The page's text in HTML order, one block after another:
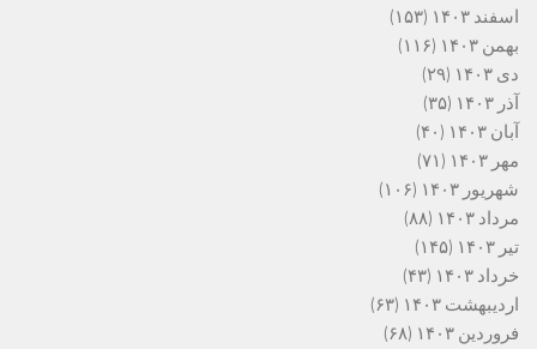
اسفند ۱۴۰۳
(۱۵۳)
بهمن ۱۴۰۳
(۱۱۶)
دی ۱۴۰۳
(۲۹)
آذر ۱۴۰۳
(۳۵)
آبان ۱۴۰۳
(۴۰)
مهر ۱۴۰۳
(۷۱)
شهریور ۱۴۰۳
(۱۰۶)
مرداد ۱۴۰۳
(۸۸)
تیر ۱۴۰۳
(۱۴۵)
خرداد ۱۴۰۳
(۴۳)
اردیبهشت ۱۴۰۳
(۶۳)
فروردین ۱۴۰۳
(۶۸)